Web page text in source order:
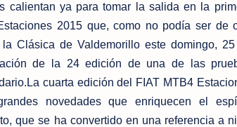
calientan ya para tomar la salida en la
2015 que, como no podía ser de
la Clásica de Valdemorillo este domingo,
de la 24 edición de una de las
cuarta edición del FIAT MTB4
novedades que enriquecen el
que se ha convertido en una referencia a